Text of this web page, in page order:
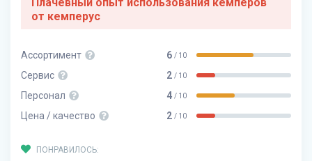
от кемперус
Ассортимент 6 / 10
Сервис 2 / 10
Персонал 4 / 10
Цена / качество 2 / 10
ПОНРАВИЛОСЬ: